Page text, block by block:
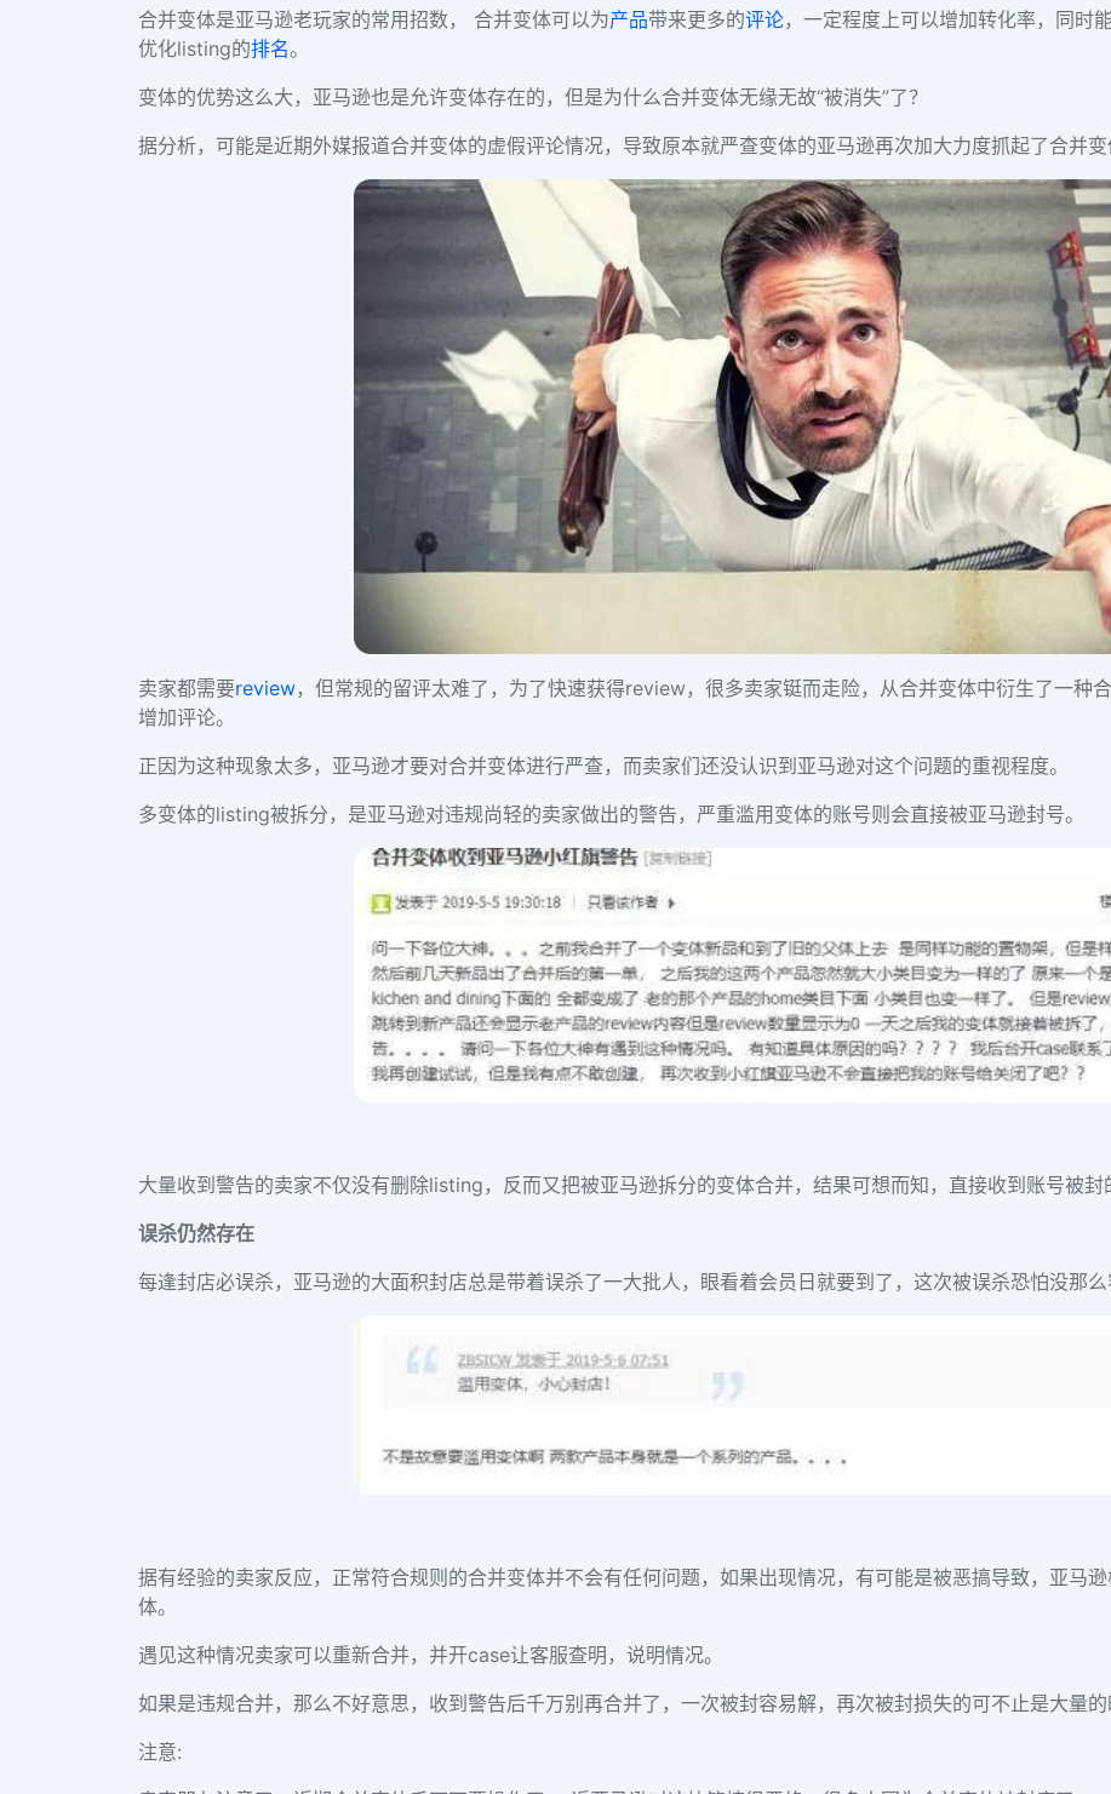
合并变体是亚马逊老玩家的常用招数， 合并变体可以为产品带来更多的评论，一定程度上可以增加转化率，同时
优化listing的排名。
变体的优势这么大，亚马逊也是允许变体存在的，但是为什么合并变体无缘无故“被消失”了？
据分析，可能是近期外媒报道合并变体的虚假评论情况，导致原本就严查变体的亚马逊再次加大力度抓起了合并变
卖家都需要review，但常规的留评太难了，为了快速获得review，很多卖家铤而走险，从合并变体中衍生了一种
增加评论。
正因为这种现象太多，亚马逊才要对合并变体进行严查，而卖家们还没认识到亚马逊对这个问题的重视程度。
多变体的listing被拆分，是亚马逊对违规尚轻的卖家做出的警告，严重滥用变体的账号则会直接被亚马逊封号。
大量收到警告的卖家不仅没有删除listing，反而又把被亚马逊拆分的变体合并，结果可想而知，直接收到账号被封
误杀仍然存在
每逢封店必误杀，亚马逊的大面积封店总是带着误杀了一大批人，眼看着会员日就要到了，这次被误杀恐怕没那么
据有经验的卖家反应，正常符合规则的合并变体并不会有任何问题，如果出现情况，有可能是被恶搞导致，亚马
体。
遇见这种情况卖家可以重新合并，并开case让客服查明，说明情况。
如果是违规合并，那么不好意思，收到警告后千万别再合并了，一次被封容易解，再次被封损失的可不止是大量
注意: